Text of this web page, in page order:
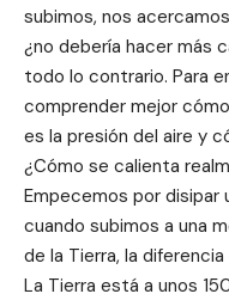
subimos, nos
¿no debería hacer más
todo lo contrario. Para
comprender mejor
es la presión del aire y
¿Cómo se calienta
Empecemos por disipar
cuando subimos a una
de la Tierra, la
La Tierra está a unos